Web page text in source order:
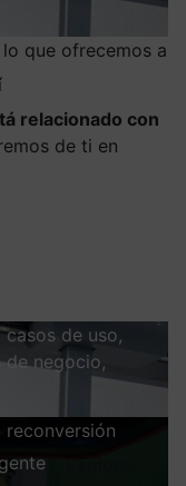
que ofrecemos a
relacionado con
de ti en
casos de uso,
de negocio,
reconversión